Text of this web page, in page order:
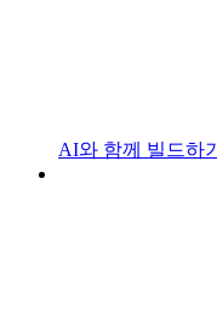
AI와 함께 빌드하기